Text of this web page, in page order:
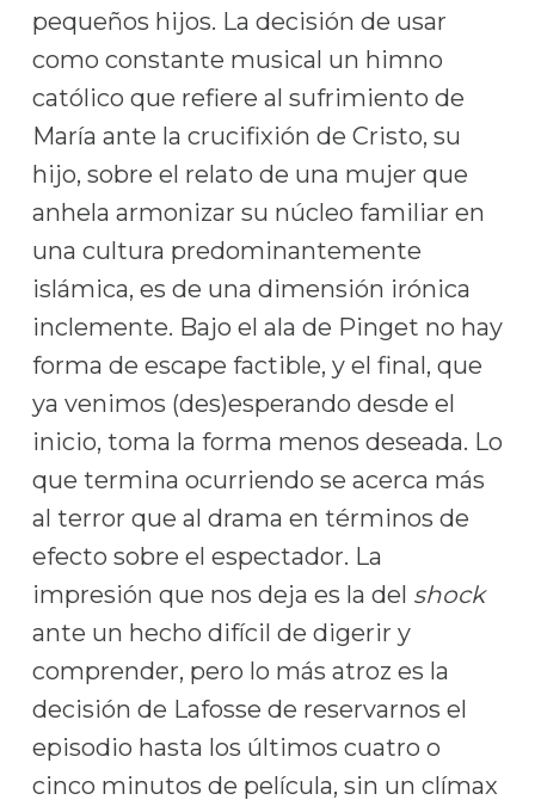
pequeños hijos. La decisión de usar
como constante musical un himno
católico que refiere al sufrimiento de
María ante la crucifixión de Cristo, su
hijo, sobre el relato de una mujer que
anhela armonizar su núcleo familiar en
una cultura predominantemente
islámica, es de una dimensión irónica
inclemente. Bajo el ala de Pinget no hay
forma de escape factible, y el final, que
ya venimos (des)esperando desde el
inicio, toma la forma menos deseada. Lo
que termina ocurriendo se acerca más
al terror que al drama en términos de
efecto sobre el espectador. La
impresión que nos deja es la del shock
ante un hecho difícil de digerir y
comprender, pero lo más atroz es la
decisión de Lafosse de reservarnos el
episodio hasta los últimos cuatro o
cinco minutos de película, sin un clímax